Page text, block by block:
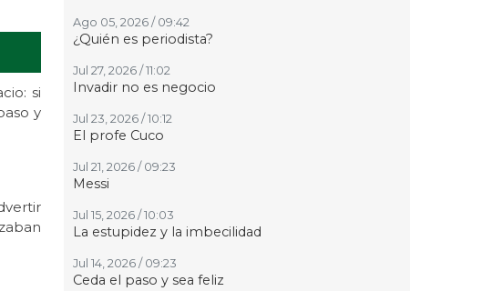
si
y
Ago 05, 2026 / 09:42
¿Quién es periodista?
Jul 27, 2026 / 11:02
Invadir no es negocio
Jul 23, 2026 / 10:12
El profe Cuco
Jul 21, 2026 / 09:23
Messi
Jul 15, 2026 / 10:03
La estupidez y la imbecilidad
Jul 14, 2026 / 09:23
Ceda el paso y sea feliz